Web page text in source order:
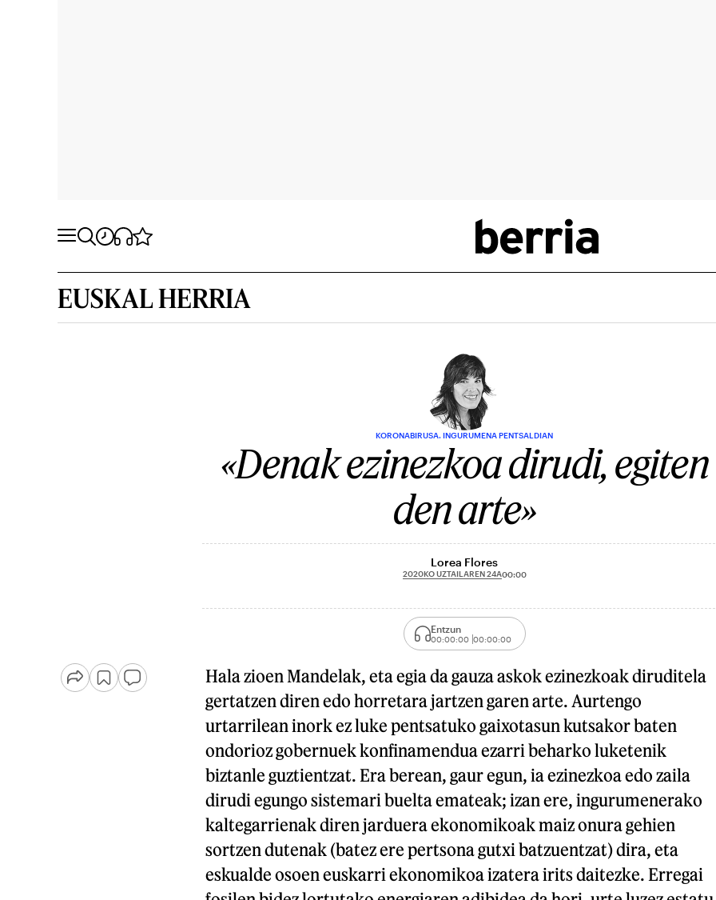
EUSKAL HERRIA
KORONABIRUSA. INGURUMENA PENTSALDIAN
«Denak ezinezkoa dirudi, egiten
den arte»
Lorea Flores
2020KO UZTAILAREN 24A00:00
Entzun
00:00:00 00:00:00
Hala zioen Mandelak, eta egia da gauza askok ezinezkoak diruditela
gertatzen diren edo horretara jartzen garen arte. Aurtengo
urtarrilean inork ez luke pentsatuko gaixotasun kutsakor baten
ondorioz gobernuek konfinamendua ezarri beharko luketenik
biztanle guztientzat. Era berean, gaur egun, ia ezinezkoa edo zaila
dirudi egungo sistemari buelta emateak; izan ere, ingurumenerako
kaltegarrienak diren jarduera ekonomikoak maiz onura gehien
sortzen dutenak (batez ere pertsona gutxi batzuentzat) dira, eta
eskualde osoen euskarri ekonomikoa izatera irits daitezke. Erregai